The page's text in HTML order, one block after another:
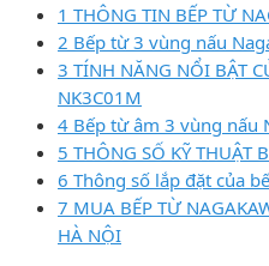
1 THÔNG TIN BẾP TỪ
2 Bếp từ 3 vùng nấu
3 TÍNH NĂNG NỔI BẬT
NK3C01M
4 Bếp từ âm 3 vùng nấu
5 THÔNG SỐ KỸ THUẬT
6 Thông số lắp đặt của
7 MUA BẾP TỪ
HÀ NỘI